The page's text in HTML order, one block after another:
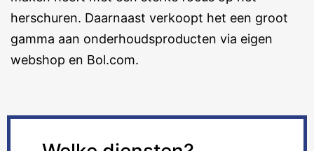
herschuren. Daarnaast verkoopt het een groot
gamma aan onderhoudsproducten via eigen
webshop en Bol.com.